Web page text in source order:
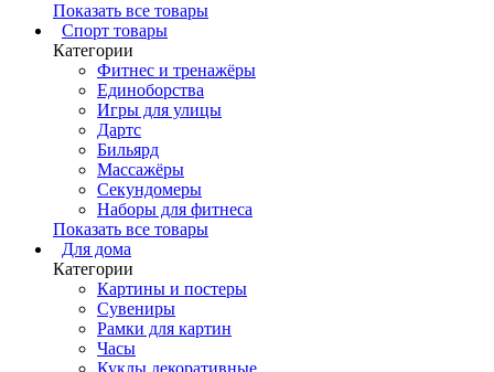
Показать все товары
Cпорт товары
Категории
Фитнес и тренажёры
Единоборства
Игры для улицы
Дартс
Бильярд
Массажёры
Секундомеры
Наборы для фитнеса
Показать все товары
Для дома
Категории
Картины и постеры
Сувениры
Рамки для картин
Часы